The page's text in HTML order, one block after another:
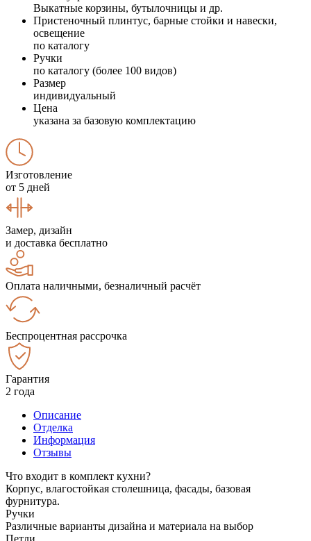
Выкатные корзины, бутылочницы и др.
Пристеночный плинтус, барные стойки и навески,
освещение
по каталогу
Ручки
по каталогу (более 100 видов)
Размер
индивидуальный
Цена
указана за базовую комплектацию
Изготовление
от 5 дней
Замер, дизайн
и доставка бесплатно
Оплата наличными, безналичный расчёт
Беспроцентная рассрочка
Гарантия
2 года
Описание
Отделка
Информация
Отзывы
Что входит в комплект кухни?
Корпус, влагостойкая столешница, фасады, базовая
фурнитура.
Ручки
Различные варианты дизайна и материала на выбор
Петли